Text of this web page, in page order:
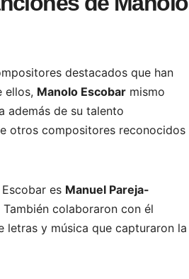
destacados que han
ellos, Manolo Escobar mismo
además de su talento
otros compositores reconocidos
es Manuel Pareja-
colaboraron con él
letras y música que capturaron la